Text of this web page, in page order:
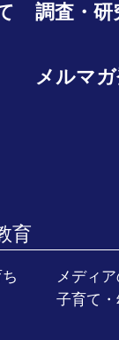
調査・研
メルマ
育
メディ
子育て